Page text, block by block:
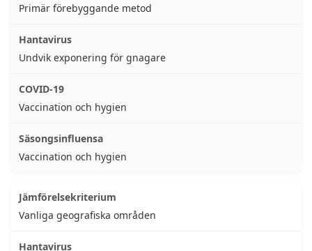
Primär förebyggande metod
Undvik exponering för gnagare
Vaccination och hygien
Vaccination och hygien
Vanliga geografiska områden